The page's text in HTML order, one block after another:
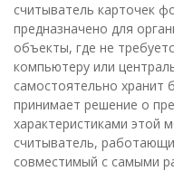
считыватель карточек
предназначено для
объекты, где не
компьютеру или
самостоятельно хранит
принимает решение о
характеристиками этой
считыватель,
совместимый с самыми